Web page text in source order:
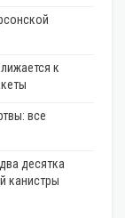
к
все
десятка
канистры